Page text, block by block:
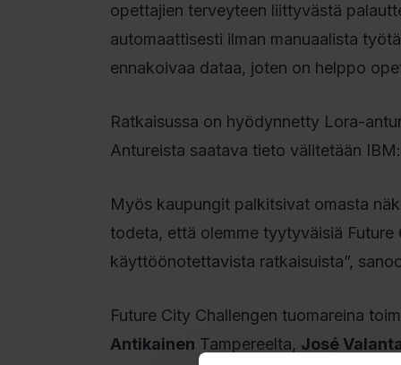
opettajien terveyteen liittyvästä
automaattisesti ilman manuaalista
ennakoivaa dataa, joten on helppo
Ratkaisussa on hyödynnetty Lora-
Antureista saatava tieto välitetään
Myös kaupungit palkitsivat omasta
todeta, että olemme tyytyväisiä
käyttöönotettavista ratkaisuista”,
Future City Challengen tuomareina
Antikainen Tampereelta, José